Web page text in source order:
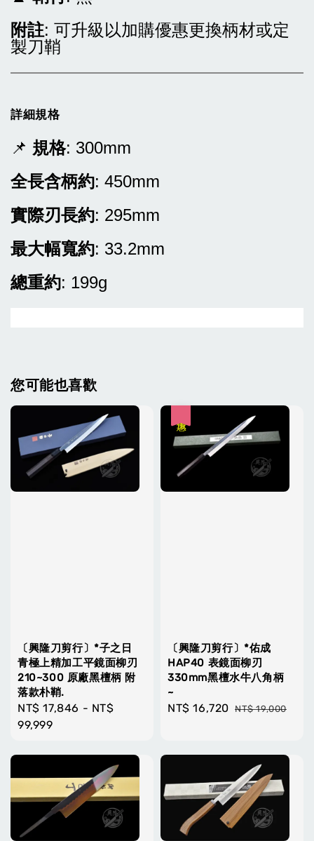
附註: 可升級以加購優惠更換柄材或定
製刀鞘
詳細規格
📌 規格: 300mm
全長含柄約: 450mm
實際刃長約: 295mm
最大幅寬約: 33.2mm
總重約: 199g
您可能也喜歡
〔興隆刀剪行〕*子之日
青極上精加工平鏡面柳刃
210~300 原廠黑檀柄 附
落款朴鞘.
Regular
price
NT$ 17,846 - NT$
99,999
〔興隆刀剪行〕*佑成
HAP40 表鏡面柳刃
330mm黑檀水牛八角柄
~
Sale
NT$ 16,720 Regular
NT$ 19,000